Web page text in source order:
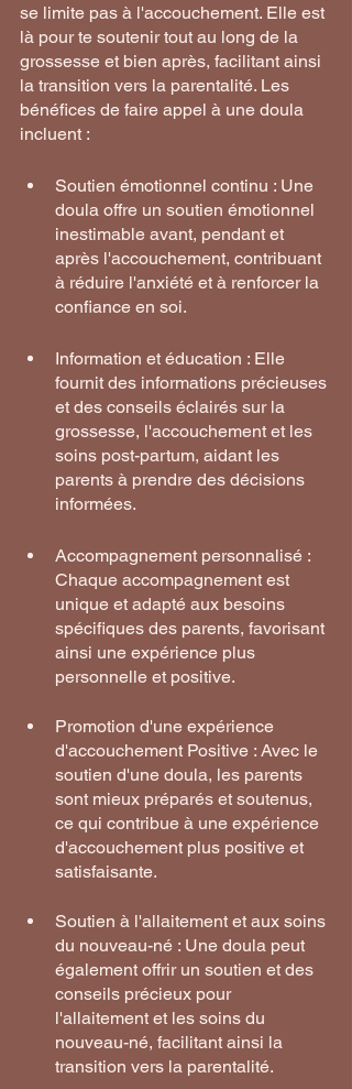
se limite pas à l'accouchement. Elle est
là pour te soutenir tout au long de la
grossesse et bien après, facilitant ainsi
la transition vers la parentalité. Les
bénéfices de faire appel à une doula
incluent :
Soutien émotionnel continu : Une
doula offre un soutien émotionnel
inestimable avant, pendant et
après l'accouchement, contribuant
à réduire l'anxiété et à renforcer la
confiance en soi.
Information et éducation : Elle
fournit des informations précieuses
et des conseils éclairés sur la
grossesse, l'accouchement et les
soins post-partum, aidant les
parents à prendre des décisions
informées.
Accompagnement personnalisé :
Chaque accompagnement est
unique et adapté aux besoins
spécifiques des parents, favorisant
ainsi une expérience plus
personnelle et positive.
Promotion d'une expérience
d'accouchement Positive : Avec le
soutien d'une doula, les parents
sont mieux préparés et soutenus,
ce qui contribue à une expérience
d'accouchement plus positive et
satisfaisante.
Soutien à l'allaitement et aux soins
du nouveau-né : Une doula peut
également offrir un soutien et des
conseils précieux pour
l'allaitement et les soins du
nouveau-né, facilitant ainsi la
transition vers la parentalité.